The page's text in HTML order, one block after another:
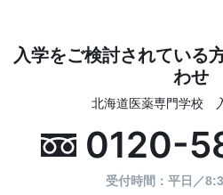
入学をご検討されている
わせ
北海道医薬専門学校
0120-
受付時間：平日／